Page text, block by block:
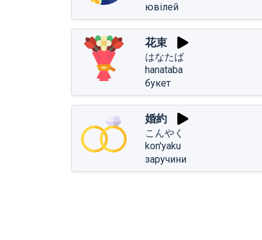
ювілей
花束
はなたば
hanataba
букет
婚約
こんやく
kon'yaku
заручини